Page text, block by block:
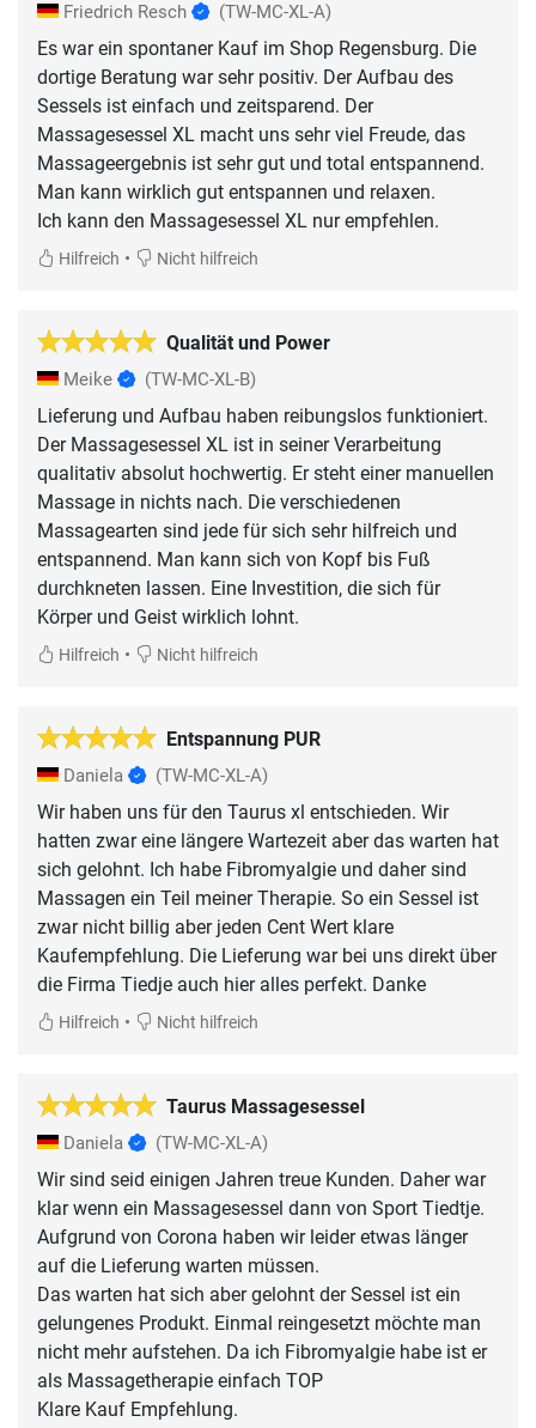
Friedrich Resch (TW-MC-XL-A)
Es war ein spontaner Kauf im Shop Regensburg. Die
dortige Beratung war sehr positiv. Der Aufbau des
Sessels ist einfach und zeitsparend. Der
Massagesessel XL macht uns sehr viel Freude, das
Massageergebnis ist sehr gut und total entspannend.
Man kann wirklich gut entspannen und relaxen.
Ich kann den Massagesessel XL nur empfehlen.
Hilfreich • Nicht hilfreich
Qualität und Power
Meike (TW-MC-XL-B)
Lieferung und Aufbau haben reibungslos funktioniert.
Der Massagesessel XL ist in seiner Verarbeitung
qualitativ absolut hochwertig. Er steht einer manuellen
Massage in nichts nach. Die verschiedenen
Massagearten sind jede für sich sehr hilfreich und
entspannend. Man kann sich von Kopf bis Fuß
durchkneten lassen. Eine Investition, die sich für
Körper und Geist wirklich lohnt.
Hilfreich • Nicht hilfreich
Entspannung PUR
Daniela (TW-MC-XL-A)
Wir haben uns für den Taurus xl entschieden. Wir
hatten zwar eine längere Wartezeit aber das warten hat
sich gelohnt. Ich habe Fibromyalgie und daher sind
Massagen ein Teil meiner Therapie. So ein Sessel ist
zwar nicht billig aber jeden Cent Wert klare
Kaufempfehlung. Die Lieferung war bei uns direkt über
die Firma Tiedje auch hier alles perfekt. Danke
Hilfreich • Nicht hilfreich
Taurus Massagesessel
Daniela (TW-MC-XL-A)
Wir sind seid einigen Jahren treue Kunden. Daher war
klar wenn ein Massagesessel dann von Sport Tiedtje.
Aufgrund von Corona haben wir leider etwas länger
auf die Lieferung warten müssen.
Das warten hat sich aber gelohnt der Sessel ist ein
gelungenes Produkt. Einmal reingesetzt möchte man
nicht mehr aufstehen. Da ich Fibromyalgie habe ist er
als Massagetherapie einfach TOP
Klare Kauf Empfehlung.